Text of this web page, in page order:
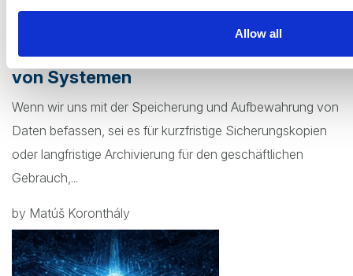
Allow all
Daten Silos und die Vereinheitlichung
von Systemen
Wenn wir uns mit der Speicherung und Aufbewahrung von
Daten befassen, sei es für kurzfristige Sicherungskopien
oder langfristige Archivierung für den geschäftlichen
Gebrauch,...
by Matúš Koronthály